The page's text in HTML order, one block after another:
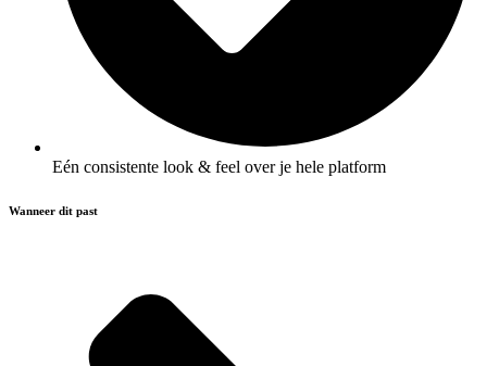
Eén consistente look & feel over je hele platform
Wanneer dit past